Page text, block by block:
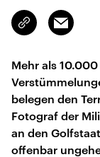
Link
kopieren/teilen
Email
Mehr als
belegen den
Fotograf der
an den
offenbar